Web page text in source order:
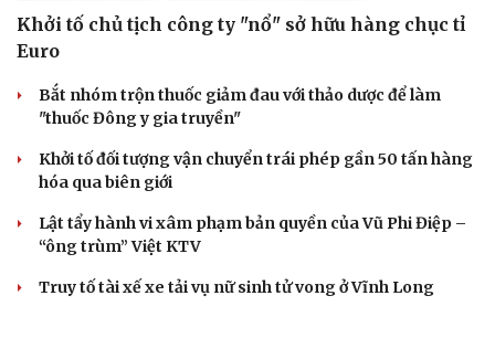
Tư vấn
Câu chuyện thời sự
Khởi tố chủ tịch công ty "nổ" sở hữu hàng chục tỉ
Euro
Bắt nhóm trộn thuốc giảm đau với thảo dược để làm
"thuốc Đông y gia truyền"
Khởi tố đối tượng vận chuyển trái phép gần 50 tấn hàng
hóa qua biên giới
Lật tẩy hành vi xâm phạm bản quyền của Vũ Phi Điệp –
“ông trùm” Việt KTV
Truy tố tài xế xe tải vụ nữ sinh tử vong ở Vĩnh Long